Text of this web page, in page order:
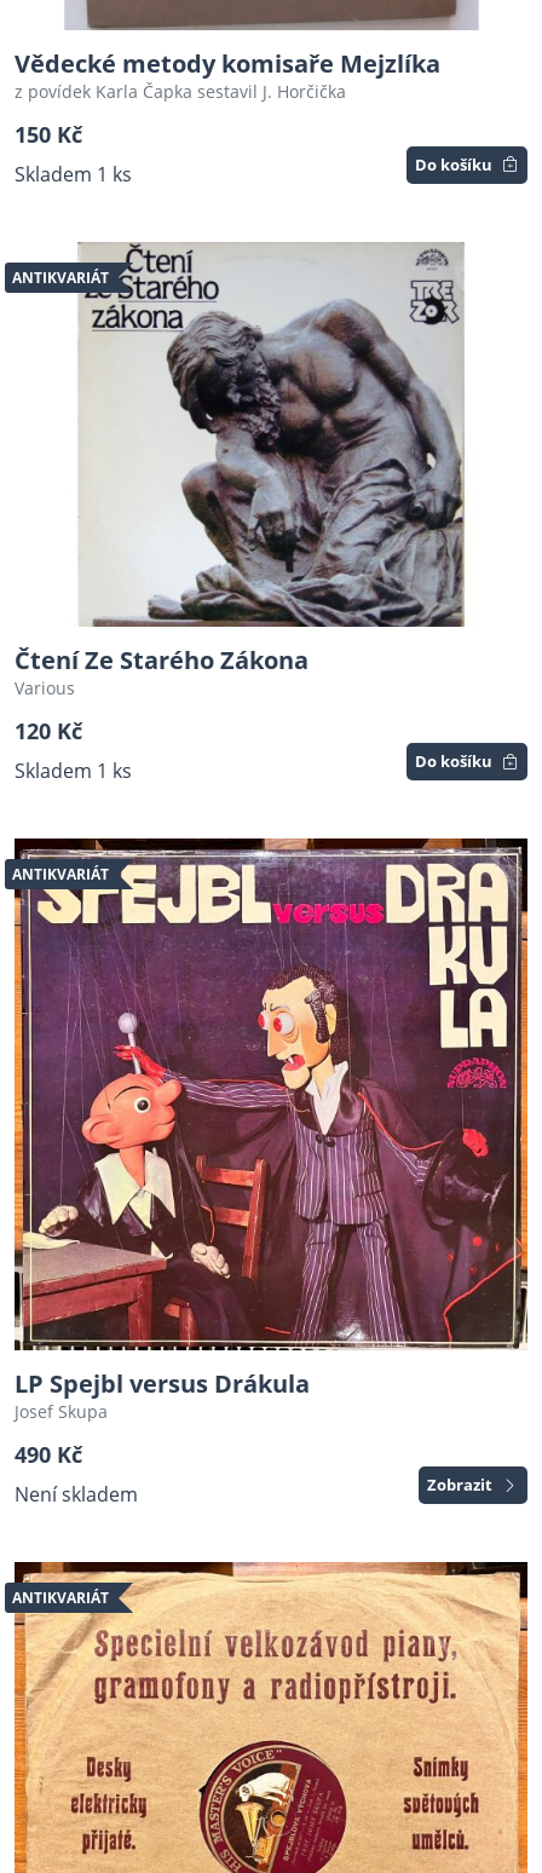
Vědecké metody komisaře Mejzlíka
z povídek Karla Čapka sestavil J. Horčička
150 Kč
Skladem 1 ks Do košíku
ANTIKVARIÁT
Čtení Ze Starého Zákona
Various
120 Kč
Skladem 1 ks Do košíku
ANTIKVARIÁT
LP Spejbl versus Drákula
Josef Skupa
490 Kč
Není skladem Zobrazit
ANTIKVARIÁT